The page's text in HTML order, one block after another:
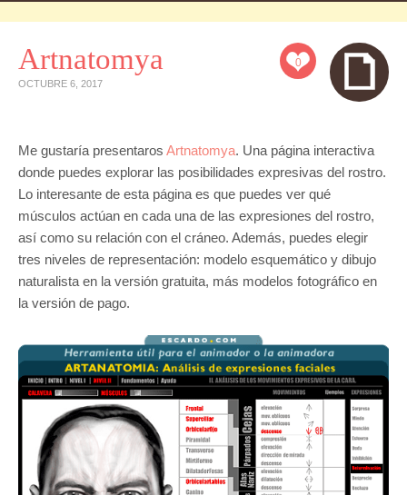
0
Artnatomya
OCTUBRE 6, 2017
Me gustaría presentaros Artnatomya. Una página interactiva
donde puedes explorar las posibilidades expresivas del rostro.
Lo interesante de esta página es que puedes ver qué
músculos actúan en cada una de las expresiones del rostro,
así como su relación con el cráneo. Además, puedes elegir
tres niveles de representación: modelo esquemático y dibujo
naturalista en la versión gratuita, más modelos fotográfico en
la versión de pago.